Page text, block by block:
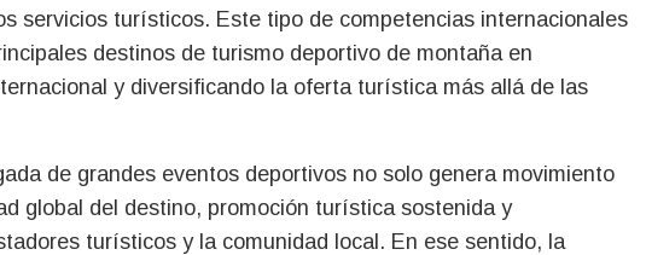
servicios turísticos. Este tipo de competencias internacionales
destinos de turismo deportivo de montaña en
y diversificando la oferta turística más allá de las
de grandes eventos deportivos no solo genera movimiento
global del destino, promoción turística sostenida y
turísticos y la comunidad local. En ese sentido, la